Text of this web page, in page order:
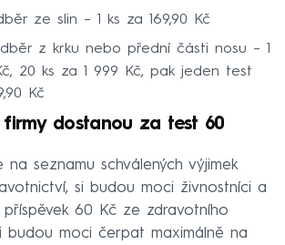
ze slin – 1 ks za 169,90 Kč
z krku nebo přední části nosu – 1
20 ks za 1 999 Kč, pak jeden test
Kč
firmy dostanou za test 60
na seznamu schválených výjimek
si budou moci živnostníci a
60 Kč ze zdravotního
budou moci čerpat maximálně na